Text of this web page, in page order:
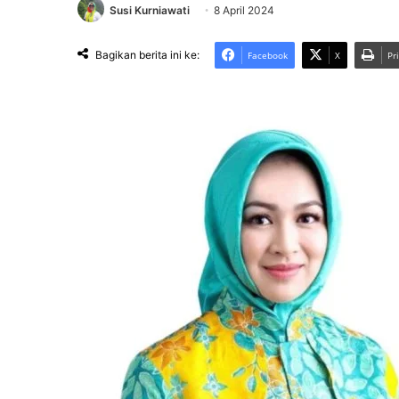
Susi Kurniawati 8 April 2024
Bagikan berita ini ke: Facebook X